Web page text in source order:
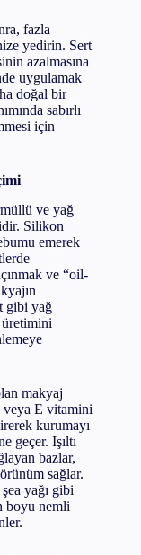
fazla
yedirin. Sert
azalmasına
uygulamak
doğal bir
sabırlı
için
ve yağ
Silikon
emerek
ve “oil-
gibi yağ
makyaj
veya E vitamini
kurumayı
geçer. Işıltı
bazlar,
sağlar.
yağı gibi
boyu nemli